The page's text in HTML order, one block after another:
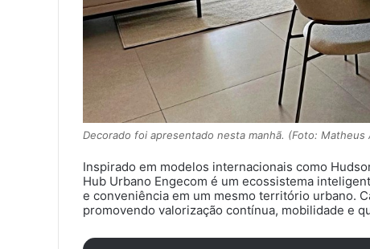
Decorado foi apresentado nesta manhã. (Foto: Matheus
Inspirado em modelos internacionais como
Hub Urbano Engecom é um ecossistema
e conveniência em um mesmo território urbano.
promovendo valorização contínua, mobilidade e